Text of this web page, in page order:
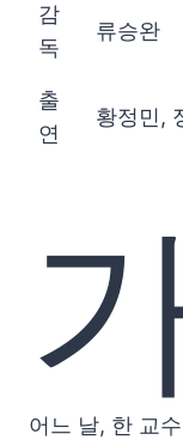
감
독
류승완
출
연
황정민,
어느 날, 한 교